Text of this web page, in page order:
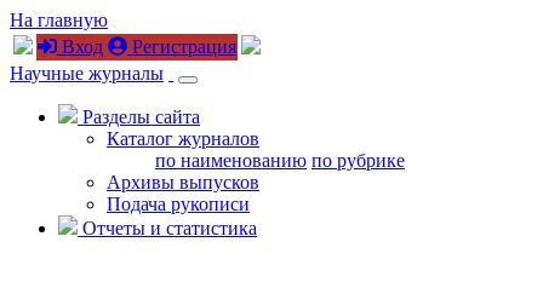
На главную
Вход
Регистрация
Научные журналы
Разделы сайта
Каталог журналов
по наименованию по рубрике
Архивы выпусков
Подача рукописи
Отчеты и статистика